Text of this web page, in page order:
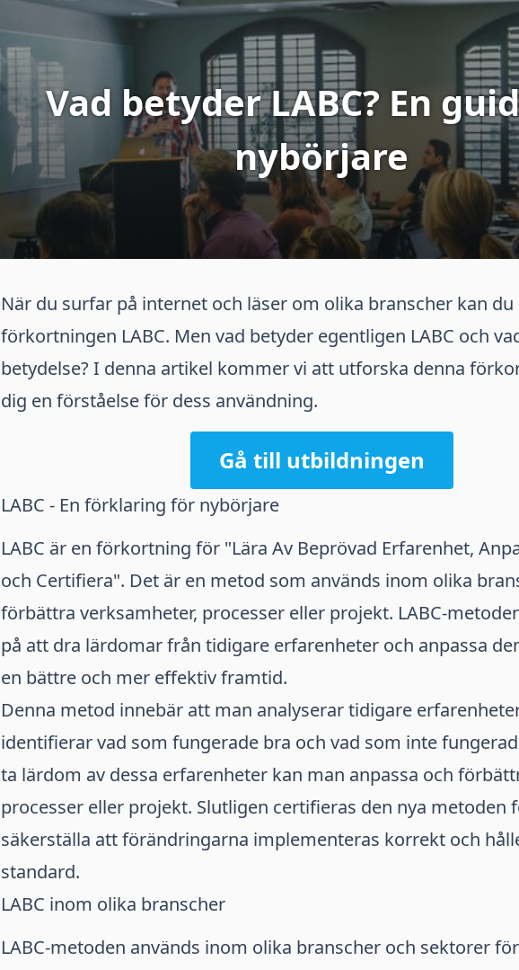
Vad betyder LABC? En
nybörjare
När du surfar på internet och läser om olika branscher kan du
förkortningen LABC. Men vad betyder egentligen LABC och
betydelse? I denna artikel kommer vi att utforska denna
dig en förståelse för dess användning.
Gå till utbildningen
LABC - En förklaring för nybörjare
LABC är en förkortning för "Lära Av Beprövad Erfarenhet,
och Certifiera". Det är en metod som används inom olika
förbättra verksamheter, processer eller projekt. LABC-
på att dra lärdomar från tidigare erfarenheter och anpassa
en bättre och mer effektiv framtid.
Denna metod innebär att man analyserar tidigare
identifierar vad som fungerade bra och vad som inte
ta lärdom av dessa erfarenheter kan man anpassa och
processer eller projekt. Slutligen certifieras den nya metoden
säkerställa att förändringarna implementeras korrekt och
standard.
LABC inom olika branscher
LABC-metoden används inom olika branscher och sektorer